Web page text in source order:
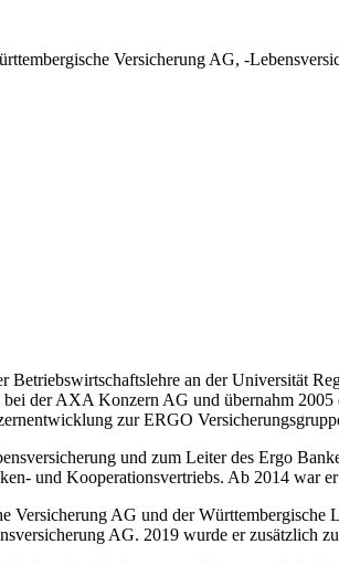
Versicherung AG, -
Betriebswirtschaftslehre an der Universität
der AXA Konzern AG und übernahm
zur ERGO
und zum Leiter des Ergo
und Kooperationsvertriebs. Ab 2014 war
Versicherung AG und der
AG. 2019 wurde er zusätzlich